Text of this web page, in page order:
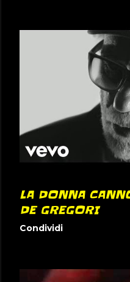
LA DONNA
DE GREGORI
Condividi